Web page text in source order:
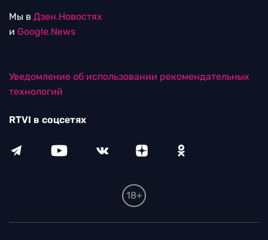
Мы в Дзен.Новостях
и Google.News
Уведомление об использовании рекомендательных
технологий
RTVI в соцсетях
18+